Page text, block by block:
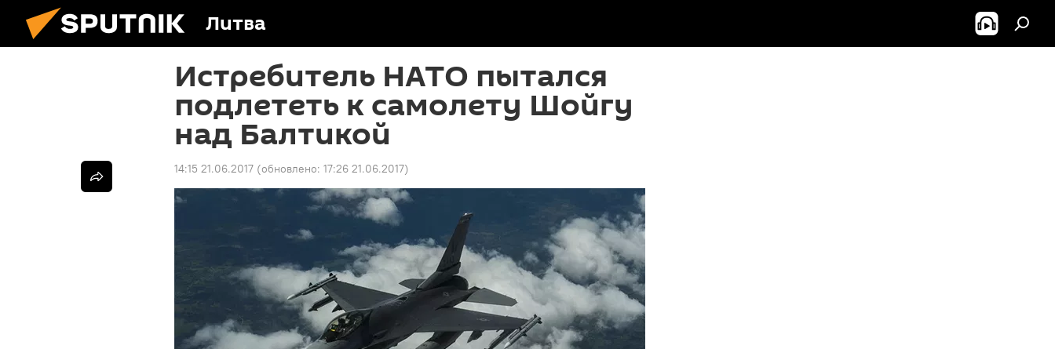
Литва
Истребитель НАТО пытался
подлететь к самолету Шойгу
над Балтикой
14:15 21.06.2017 (обновлено: 17:26 21.06.2017)